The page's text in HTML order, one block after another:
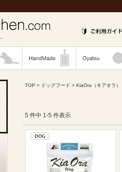
TOP > ドッグフード > KiaOra（キアオラ）
5 件中 1-5 件表示